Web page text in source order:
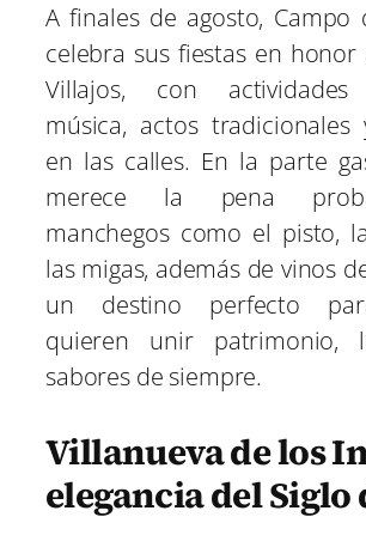
A finales de agosto, Campo
celebra sus fiestas en honor
Villajos, con actividades
música, actos tradicionales
en las calles. En la parte
merece la pena
manchegos como el pisto,
las migas, además de vinos
un destino perfecto
quieren unir patrimonio,
sabores de siempre.
Villanueva de los
elegancia del Siglo